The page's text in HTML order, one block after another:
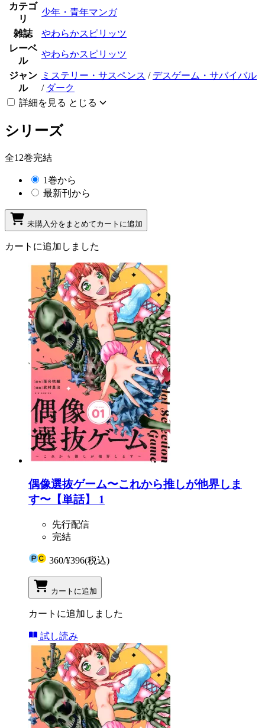
カテゴ
リ
少年・青年マンガ
雑誌
やわらかスピリッツ
レーベ
ル
やわらかスピリッツ
ジャン
ル
ミステリー・サスペンス / デスゲーム・サバイバル
/ ダーク
詳細を見る とじる
シリーズ
全12巻完結
1巻から
最新刊から
未購入分をまとめてカートに追加
カートに追加しました
偶像選抜ゲーム〜これから推しが他界しま
す〜【単話】 1
先行配信
完結
360/¥396(税込)
カートに追加
カートに追加しました
試し読み